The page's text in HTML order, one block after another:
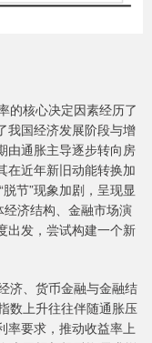
核心决定因素经历了
我国经济发展阶段与增
由通胀主导逐步转向房
在近年新旧动能转换加
节”现象加剧，呈现显
经济结构、金融市场演
出发，尝试构建一个新
、货币金融与金融结
数上升往往伴随通胀压
率要求，推动收益率上